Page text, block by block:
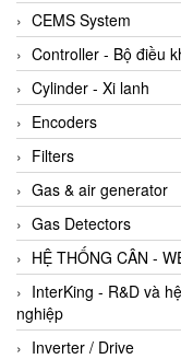
CEMS System
Controller - Bộ điều
Cylinder - Xi lanh
Encoders
Filters
Gas & air generator
Gas Detectors
HỆ THỐNG CÂN -
InterKing - R&D và
nghiệp
Inverter / Drive